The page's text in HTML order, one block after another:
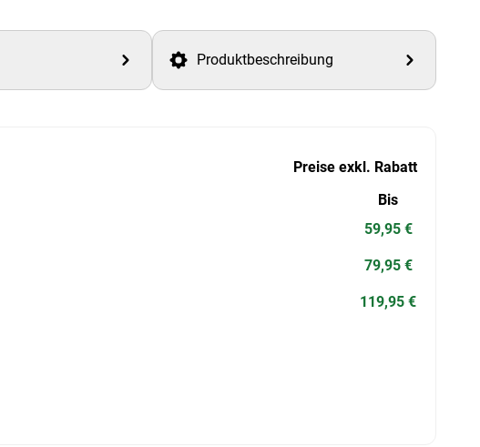
Produktbeschreibung
Preise exkl. Rabatt
Bis
59,95 €
79,95 €
119,95 €